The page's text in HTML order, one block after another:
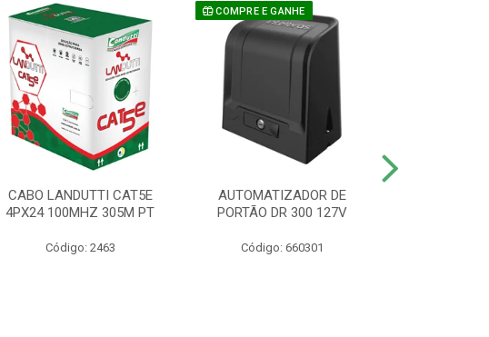
CABO LANDUTTI CAT5E
4PX24 100MHZ 305M PT
Código: 2463
COMPRE E GANHE
AUTOMATIZADOR DE
PORTÃO DR 300 127V
Código: 660301